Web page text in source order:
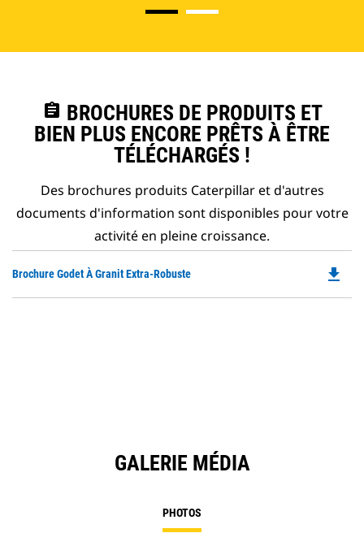
assignment BROCHURES DE PRODUITS ET
BIEN PLUS ENCORE PRÊTS À ÊTRE
TÉLÉCHARGÉS !
Des brochures produits Caterpillar et d'autres
documents d'information sont disponibles pour votre
activité en pleine croissance.
Brochure Godet À Granit Extra-Robuste file_download
GALERIE MÉDIA
PHOTOS